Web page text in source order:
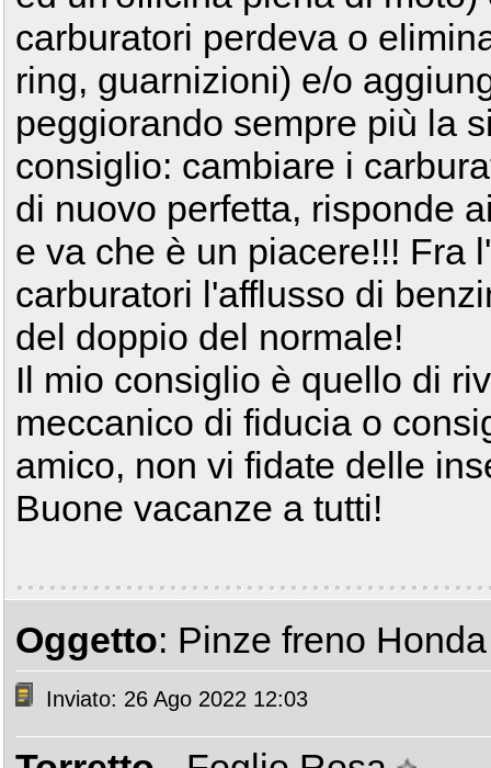
carburatori perdeva o
ring, guarnizioni) e/o
peggiorando sempre più la
consiglio: cambiare i
di nuovo perfetta, risponde
e va che è un piacere!!! Fra
carburatori l'afflusso di
del doppio del normale!
Il mio consiglio è quello di
meccanico di fiducia o
amico, non vi fidate delle
Buone vacanze a tutti!
Oggetto: Pinze freno
Inviato: 26 Ago 2022 12:03